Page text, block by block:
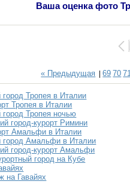
Ваша оценка фото
« Предыдущая |69 70 71
город Тропея в Италии
Тропея в Италии
город Тропея ночью
город-курорт Римини
Амальфи в Италии
город Амальфи в Италии
город-курорт Амальфи
город на Кубе
на Гавайях